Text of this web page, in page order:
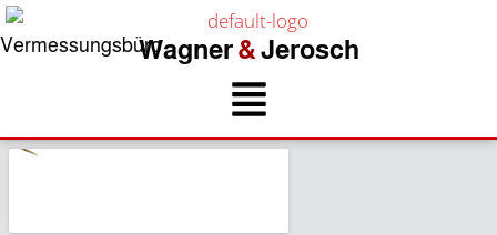
VermessungsbüroWagner&Jerosch